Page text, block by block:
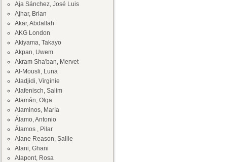
Aja Sánchez, José Luis
Ajhar, Brian
Akar, Abdallah
AKG London
Akiyama, Takayo
Akpan, Uwem
Akram Sha'ban, Mervet
Al-Mousli, Luna
Aladjidi, Virginie
Alafenisch, Salim
Alamán, Olga
Alaminos, María
Álamo, Antonio
Álamos , Pilar
Alane Reason, Sallie
Alani, Ghani
Alapont, Rosa